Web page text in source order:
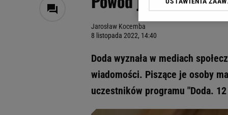
Jarosław Kocemba
8 listopada 2022, 14:40
Doda wyznała w mediach
wiadomości. Piszące je osoby
uczestników programu "Doda.
Klikając „Akceptuję”
odnośnik „Ustawienia
My, nasi Zaufani
Użycie dokładnych
Przechowywanie